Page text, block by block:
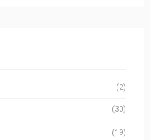
(2)
(30)
(19)